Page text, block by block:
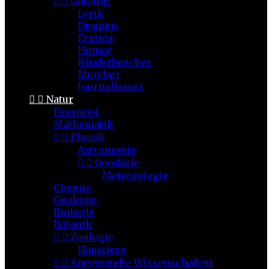
Lyrik
Dramen
Erotica
Humor
Kinderbuecher
Mundart
Journalismus
  Natur
Essentiel
Mathematik
  Physik
Astronomie
  Geodäsie
Meteorologie
Chemie
Geologie
Biologie
Botanik
  Zoologie
Haustiere
  Angewandte Wissenschaften